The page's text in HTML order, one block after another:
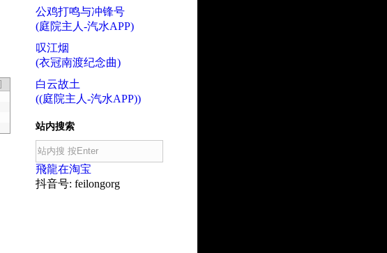
公鸡打鸣与冲锋号
(庭院主人-汽水APP)
叹江烟
(衣冠南渡纪念曲)
白云故土
((庭院主人-汽水APP))
站内搜索
飛龍在淘宝
抖音号: feilongorg